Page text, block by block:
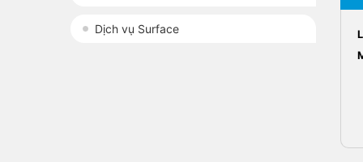
Dịch vụ Surface